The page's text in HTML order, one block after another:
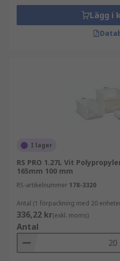
när du behöver en allt-
öppnas helt eller så
Lägg i
I lager
RS PRO 1.27L Vit
165mm 100 mm
RS-artikelnummer 178-3320
Antal (1 förpackning med 20
336,22 kr(exkl. moms)
Antal